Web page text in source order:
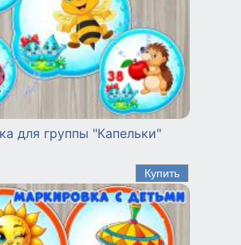
для группы "Капельки"